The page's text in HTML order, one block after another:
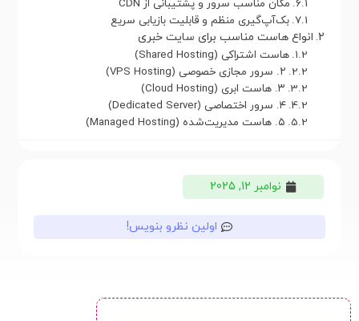
مکان مناسب سرور و پشتیبانی از CDN
بک‌آپ‌گیری منظم و قابلیت بازیابی سریع
انواع هاست مناسب برای سایت خبری
هاست اشتراکی (Shared Hosting)
۲. سرور مجازی خصوصی (VPS Hosting)
۳. هاست ابری (Cloud Hosting)
۴. سرور اختصاصی (Dedicated Server)
۵. هاست مدیریت‌شده (Managed Hosting)
نوامبر 12, 2025
اولین نظرو بنویس!